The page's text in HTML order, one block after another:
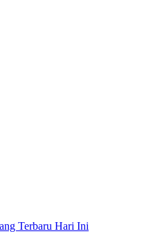
Terbaru Hari Ini